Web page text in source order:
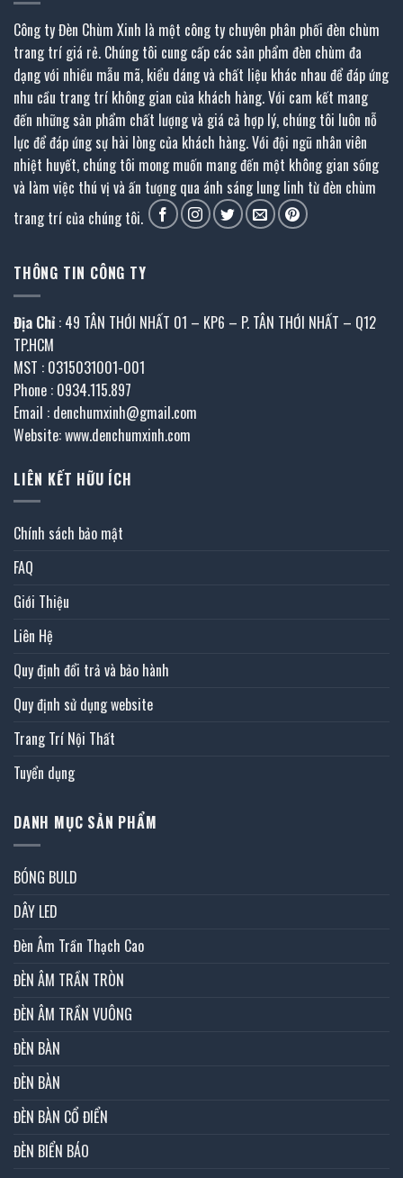
Công ty Đèn Chùm Xinh là một công ty chuyên phân phối đèn chùm
trang trí giá rẻ. Chúng tôi cung cấp các sản phẩm đèn chùm đa
dạng với nhiều mẫu mã, kiểu dáng và chất liệu khác nhau để đáp ứng
nhu cầu trang trí không gian của khách hàng. Với cam kết mang
đến những sản phẩm chất lượng và giá cả hợp lý, chúng tôi luôn nỗ
lực để đáp ứng sự hài lòng của khách hàng. Với đội ngũ nhân viên
nhiệt huyết, chúng tôi mong muốn mang đến một không gian sống
và làm việc thú vị và ấn tượng qua ánh sáng lung linh từ đèn chùm
trang trí của chúng tôi.
THÔNG TIN CÔNG TY
Địa Chỉ : 49 TÂN THỚI NHẤT 01 – KP6 – P. TÂN THỚI NHẤT – Q12
TP.HCM
MST : 0315031001-001
Phone : 0934.115.897
Email : denchumxinh@gmail.com
Website: www.denchumxinh.com
LIÊN KẾT HỮU ÍCH
Chính sách bảo mật
FAQ
Giới Thiệu
Liên Hệ
Quy định đổi trả và bảo hành
Quy định sử dụng website
Trang Trí Nội Thất
Tuyển dụng
DANH MỤC SẢN PHẨM
BÓNG BULD
DÂY LED
Đèn Âm Trần Thạch Cao
ĐÈN ÂM TRẦN TRÒN
ĐÈN ÂM TRẦN VUÔNG
ĐÈN BÀN
ĐÈN BÀN
ĐÈN BÀN CỔ ĐIỂN
ĐÈN BIỂN BÁO